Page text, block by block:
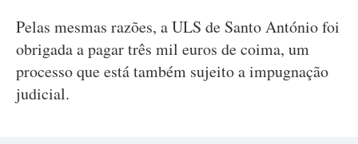
Pelas mesmas razões, a ULS de Santo António foi
obrigada a pagar três mil euros de coima, um
processo que está também sujeito a impugnação
judicial.